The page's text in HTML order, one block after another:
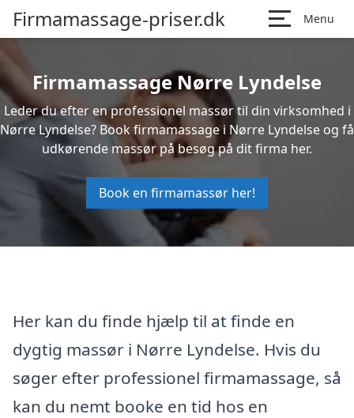
Firmamassage-priser.dk Menu
Firmamassage Nørre Lyndelse
Leder du efter en professionel massør til din virksomhed i
Nørre Lyndelse? Book firmamassage i Nørre Lyndelse og få
udkørende massør på besøg på dit firma her.
Book en firmamassør her!
Her kan du finde hjælp til at finde en
dygtig massør i Nørre Lyndelse. Hvis du
søger efter professionel firmamassage, så
kan du nemt booke en tid hos en